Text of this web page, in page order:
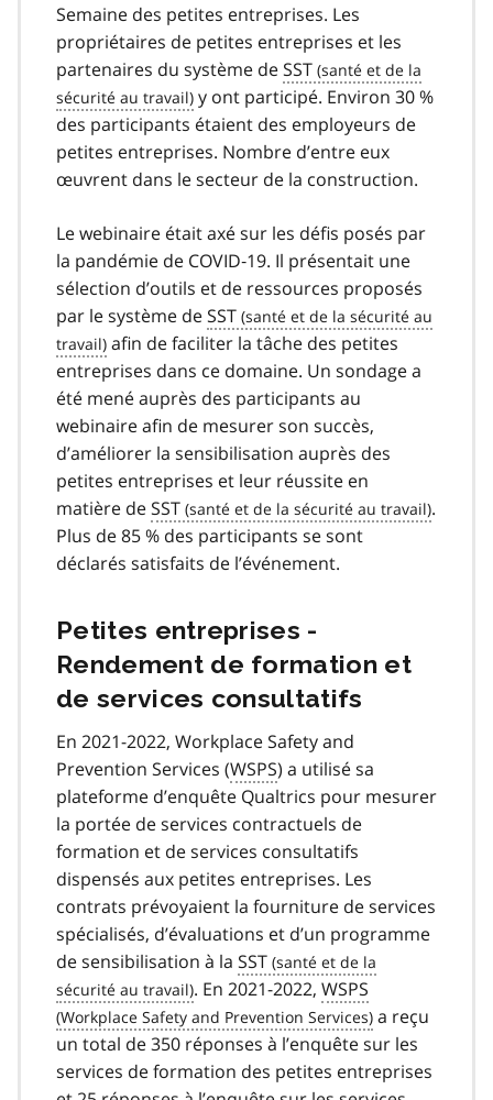
Semaine des petites entreprises. Les
propriétaires de petites entreprises et les
partenaires du système deSST
y ont participé. Environ 30 %
des participants étaient des employeurs de
petites entreprises. Nombre d’entre eux
œuvrent dans le secteur de la construction.
Le webinaire était axé sur les défis posés par
la pandémie de COVID‑19. Il présentait une
sélection d’outils et de ressources proposés
par le système deSST
afin de faciliter la tâche des petites
entreprises dans ce domaine. Un sondage a
été mené auprès des participants au
webinaire afin de mesurer son succès,
d’améliorer la sensibilisation auprès des
petites entreprises et leur réussite en
matière deSST
.
Plus de 85 % des participants se sont
déclarés satisfaits de l’événement.
Petites entreprises -
Rendement de formation et
de services consultatifs
En 2021-2022, Workplace Safety and
Prevention Services (WSPS) a utilisé sa
plateforme d’enquête Qualtrics pour mesurer
la portée de services contractuels de
formation et de services consultatifs
dispensés aux petites entreprises. Les
contrats prévoyaient la fourniture de services
spécialisés, d’évaluations et d’un programme
de sensibilisation à la SST
. En 2021-2022, WSPS
a reçu
un total de 350 réponses à l’enquête sur les
services de formation des petites entreprises